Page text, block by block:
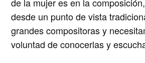
desde un punto de vista
grandes compositoras y
voluntad de conocerlas y